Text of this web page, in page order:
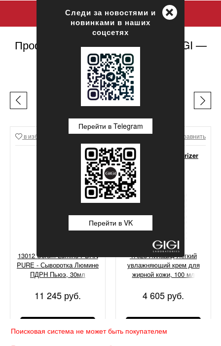
Профессиональная косметика GIGI —
официальный сайт
ЛЕГЕНДЫ GIGI
в избранное Сравнить
13012 Serum Lumine PDRN
PURE - Сыворотка Люмине
ПДРН Пьюэ, 30мл
11 245 руб.
в избранное Сравнить
GIGI Lipacid Moisturizer
For Oily Skin
47028 Липацид Легкий
увлажняющий крем для
жирной кожи, 100 мл
4 605 руб.
Поисковая система не может быть покупателем
+
Следи за новостями и
новинками в наших
соцсетях
Перейти в Telegram
Перейти в VK